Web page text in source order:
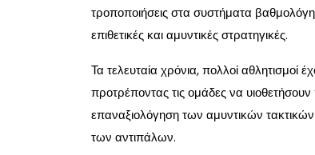
τροποποιήσεις στα συστήματα
επιθετικές και αμυντικές στρατηγικές.
Τα τελευταία χρόνια, πολλοί αθλητισμοί
προτρέποντας τις ομάδες να υιοθετήσουν
επαναξιολόγηση των αμυντικών
των αντιπάλων.